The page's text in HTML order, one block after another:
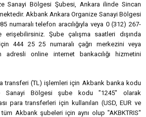
Sanayi Bölgesi Şubesi, Ankara ilinde Sincan
Akbank Ankara Organize Sanayi Bölgesi
numaralı telefon aracılığıyla veya 0 (312) 267-
Şube çalışma saatleri dışında
444 25 25 numaralı çağrı merkezini veya
adresli online internet bankacılığı hizmetini
transferi (TL) işlemleri için Akbank banka kodu
Sanayi Bölgesi şube kodu "1245" olarak
para transferleri için kullanılan (USD, EUR ve
Akbank şubeleri için aynı olup "AKBKTRIS"